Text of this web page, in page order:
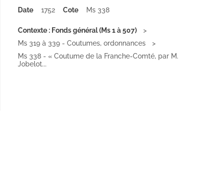
Date 1752 Cote Ms 338
Contexte : Fonds général (Ms 1 à 507)
Ms 319 à 339 - Coutumes, ordonnances
Ms 338 - « Coutume de la Franche-Comté, par M.
Jobelot...